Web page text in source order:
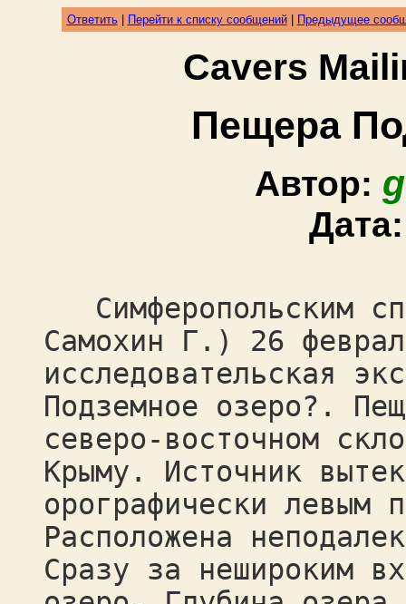
Ответить| Перейти к списку сообщений| Предыдущее
Cavers
Пещера
Автор:
Симферопольским
Самохин Г.) 26
исследовательская
Подземное озеро?.
северо-восточном
Крыму. Источник
орографически левым
Расположена
Сразу за нешироким